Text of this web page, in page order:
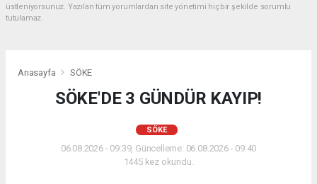
üstleniyorsunuz. Yazılan tüm yorumlardan site yönetimi hiçbir şekilde sorumlu
tutulamaz.
Anasayfa SÖKE
SÖKE'DE 3 GÜNDÜR KAYIP!
SÖKE
06.08.2026 - 09:39, Güncelleme: 06.08.2026 - 09:40
1445 kez okundu.